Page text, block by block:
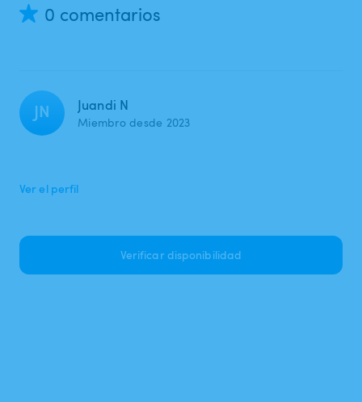
0 comentarios
JN Juandi N
Miembro desde 2023
Ver el perfil
Verificar disponibilidad